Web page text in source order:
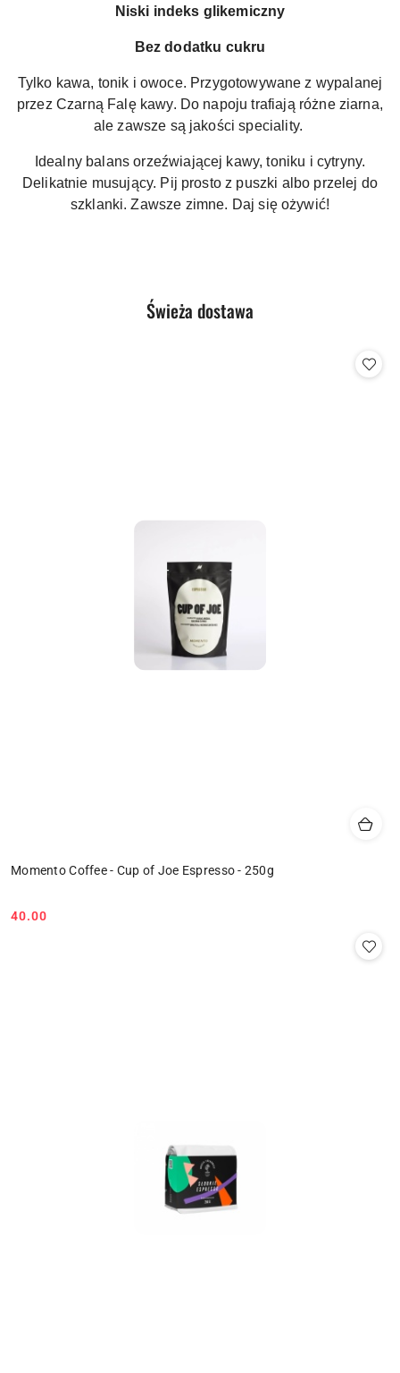
Niski indeks glikemiczny
Bez dodatku cukru
Tylko kawa, tonik i owoce. Przygotowywanez wypalanej
przez Czarną Falę kawy. Do napoju trafiają różne ziarna,
ale zawsze są jakości speciality.
Idealny balans orzeźwiającej kawy, toniku i cytryny.
Delikatnie musujący. Pij prosto z puszki albo przelej do
szklanki. Zawsze zimne. Daj się ożywić!
Pomiń karuzelę produktów
Produkty
Świeża dostawa
Momento Coffee - Cup of Joe Espresso - 250g
Cena:
40.00